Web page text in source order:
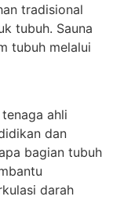
tradisional
tubuh. Sauna
tubuh melalui
ahli
dan
bagian tubuh
darah